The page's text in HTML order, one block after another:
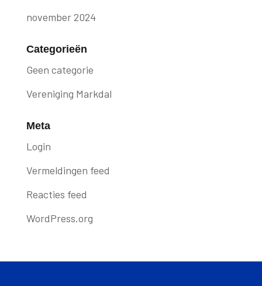
november 2024
Categorieën
Geen categorie
Vereniging Markdal
Meta
Login
Vermeldingen feed
Reacties feed
WordPress.org